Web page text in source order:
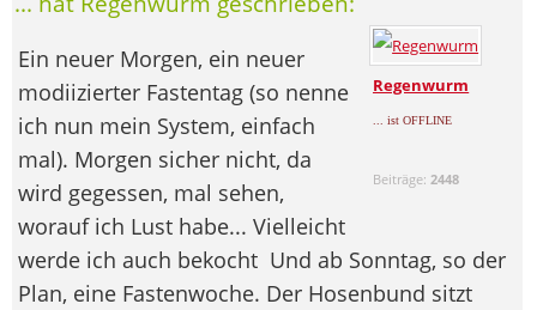
Regenwurm
... ist OFFLINE
Beiträge: 2448
Ein neuer Morgen, ein neuer
modiizierter Fastentag (so nenne
ich nun mein System, einfach
mal). Morgen sicher nicht, da
wird gegessen, mal sehen,
worauf ich Lust habe... Vielleicht
werde ich auch bekocht Und ab Sonntag, so der
Plan, eine Fastenwoche. Der Hosenbund sitzt